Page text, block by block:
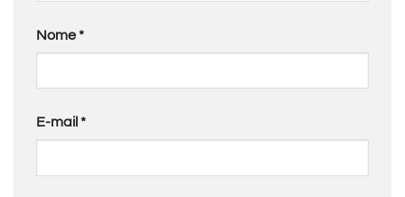
Nome*
E-mail *